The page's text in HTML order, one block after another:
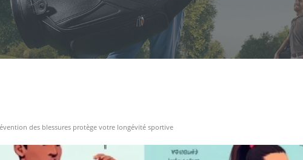
des blessures protège votre longévité sportive